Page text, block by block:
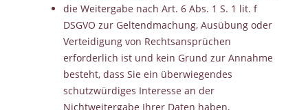
die Weitergabe nach Art. 6 Abs. 1 S. 1 lit. f
DSGVO zur Geltendmachung, Ausübung oder
Verteidigung von Rechtsansprüchen
erforderlich ist und kein Grund zur Annahme
besteht, dass Sie ein überwiegendes
schutzwürdiges Interesse an der
Nichtweitergabe Ihrer Daten haben,